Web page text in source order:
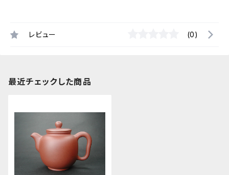
レビュー (0)
最近チェックした商品